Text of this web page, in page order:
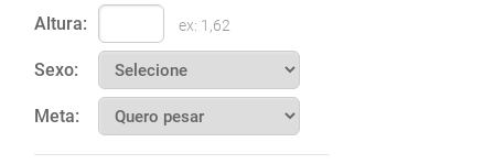
Altura: ex: 1,62
Sexo:
Meta: